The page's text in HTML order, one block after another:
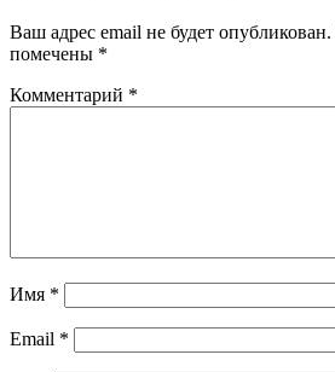
Ваш адрес email не будет опубликован.
помечены *
Комментарий *
Имя *
Email *